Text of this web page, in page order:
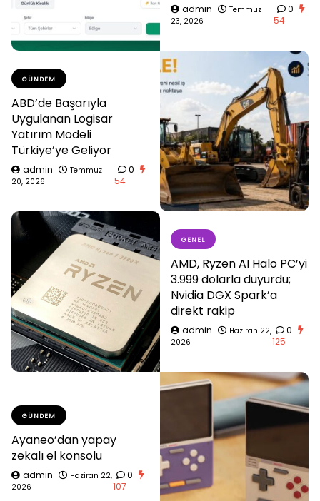
admin
Temmuz
23, 2026
0
54
GÜNDEM
ABD’de Başarıyla
Uygulanan Logisar
Yatırım Modeli
Türkiye’ye Geliyor
admin
Temmuz
20, 2026
0
54
GENEL
AMD, Ryzen AI Halo PC’yi
3.999 dolarla duyurdu;
Nvidia DGX Spark’a
direkt rakip
admin
Haziran 22,
2026
0
125
GÜNDEM
Ayaneo’dan yapay
zekalı el konsolu
admin
Haziran 22,
2026
0
107